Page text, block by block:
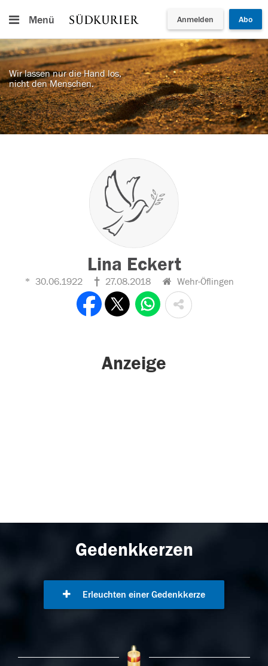
Menü Anmelden Abo
Wir lassen nur die Hand los,
nicht den Menschen.
Lina Eckert
30.06.1922 27.08.2018 Wehr-Öflingen
Anzeige
Gedenkkerzen
Erleuchten einer Gedenkkerze